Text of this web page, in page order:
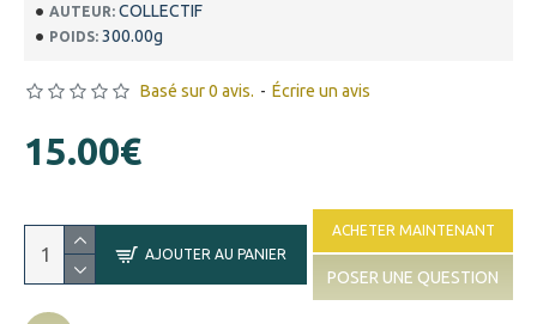
AUTEUR: COLLECTIF
POIDS: 300.00g
Basé sur 0 avis. - Écrire un avis
15.00€
AJOUTER AU PANIER
ACHETER MAINTENANT
POSER UNE QUESTION